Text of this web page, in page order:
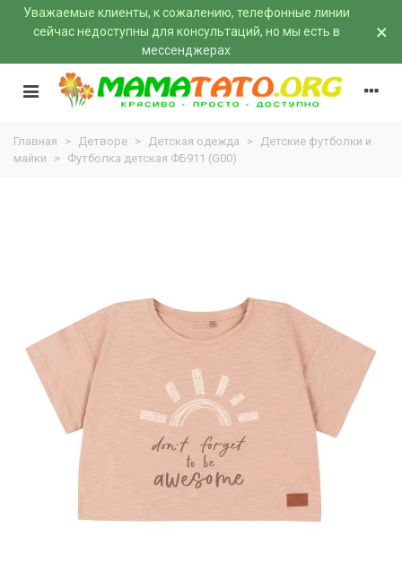
Уважаемые клиенты, к сожалению, телефонные линии
сейчас недоступны для консультаций, но мы есть в
мессенджерах
×
Главная > Детворе > Детская одежда > Детские футболки и
майки
> Футболка детская ФБ911 (G00)